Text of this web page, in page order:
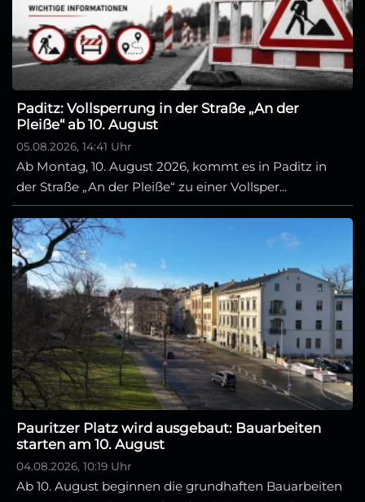
Paditz: Vollsperrung in der Straße „An der
Pleiße“ ab 10. August
05.08.2026, 14:41 Uhr
Ab Montag, 10. August 2026, kommt es in Paditz in
der Straße „An der Pleiße“ zu einer Vollsper...
Pauritzer Platz wird ausgebaut: Bauarbeiten
starten am 10. August
04.08.2026, 10:19 Uhr
Ab 10. August beginnen die grundhaften Bauarbeiten